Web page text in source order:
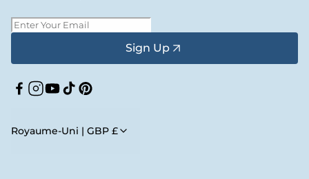
Sign Up
Facebook
Instagram
YouTube
TikTokPinterest
Royaume-Uni | GBP £